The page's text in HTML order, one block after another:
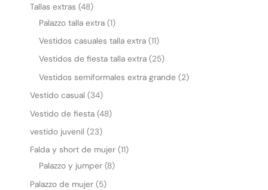
Tallas extras 48
Palazzo talla extra 1
Vestidos casuales talla extra 11
Vestidos de fiesta talla extra 25
Vestidos semiformales extra grande
2
Vestido casual 34
Vestido de fiesta 48
vestido juvenil
23
Falda y short de mujer 11
Palazzo y jumper 8
Palazzo de mujer 5